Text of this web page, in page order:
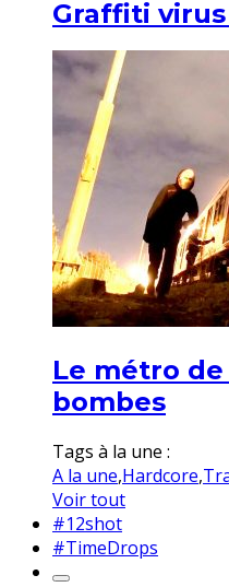
Graffiti
Le métro
bombes
Tags à la une :
A la une,Hardcore,
Voir tout
#12shot
#TimeDrops